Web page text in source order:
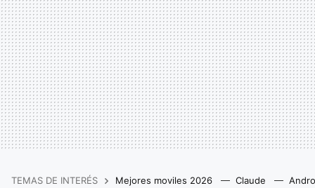
TEMAS DE INTERÉS Mejores moviles 2026 Claude